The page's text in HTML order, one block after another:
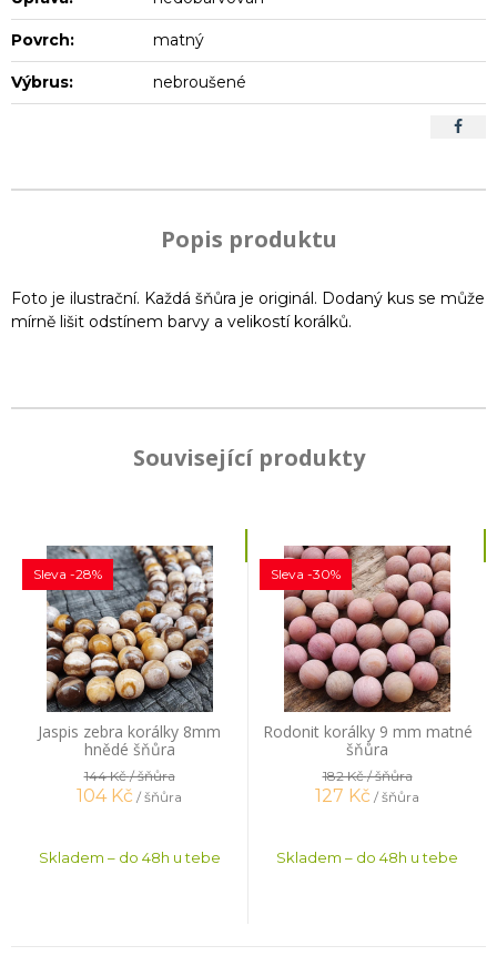
Povrch: matný
Výbrus: nebroušené
Popis produktu
Foto je ilustrační. Každá šňůra je originál. Dodaný kus se může
mírně lišit odstínem barvy a velikostí korálků.
Související produkty
Jaspis zebra korálky 8mm
hnědé šňůra
Sleva -28%
144 Kč/ šňůra
104 Kč / šňůra
Skladem – do 48h u tebe
Rodonit korálky 9 mm matné
šňůra
Sleva -30%
182 Kč/ šňůra
127 Kč / šňůra
Skladem – do 48h u tebe